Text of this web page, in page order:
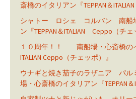
斎橋のイタリアン『TEPPAN＆
シャトー ロシェ コルバン 南船
ン『TEPPAN＆ITALIAN Ceppo（チェ
１０周年！！ 南船場・心斎橋のイ
ITALIAN Ceppo（チェッポ）』
ウナギと焼き茄子のラザニア パ
場・心斎橋のイタリアン『TEPPAN＆